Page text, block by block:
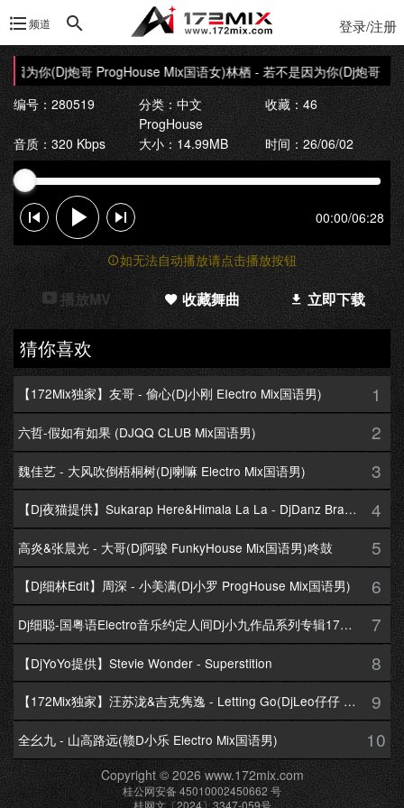
频道 登录/注册
因为你(Dj炮哥 ProgHouse Mix国语女)林栖 - 若不是因为你(Dj炮哥
编号：280519
分类：中文
ProgHouse
收藏：46
音质：320 Kbps 大小：14.99MB 时间：26/06/02
00:00/06:28
如无法自动播放请点击播放按钮
播放MV 收藏舞曲 立即下载
猜你喜欢
【172Mix独家】友哥 - 偷心(Dj小刚 EIectro Mix国语男) 1
六哲-假如有如果 (DJQQ CLUB Mix国语男) 2
魏佳艺 - 大风吹倒梧桐树(Dj喇嘛 Electro Mix国语男) 3
【Dj夜猫提供】Sukarap Here&Himala La La - DjDanz Braekbeat Mix 4
高炎&张晨光 - 大哥(Dj阿骏 FunkyHouse Mix国语男)咚鼓 5
【Dj细林Edit】周深 - 小美满(Dj小罗 ProgHouse Mix国语男) 6
Dj细聪-国粤语Electro音乐约定人间Dj小九作品系列专辑172Mix串烧 7
【DjYoYo提供】Stevie Wonder - Superstition 8
【172Mix独家】汪苏泷&吉克隽逸 - Letting Go(DjLeo仔仔 Electro Mix国语合唱) 9
全幺九 - 山高路远(赣D小乐 Electro Mix国语男) 10
Copyright © 2026 www.172mix.com
桂公网安备 45010002450662 号
桂网文〔2024〕3347-059号